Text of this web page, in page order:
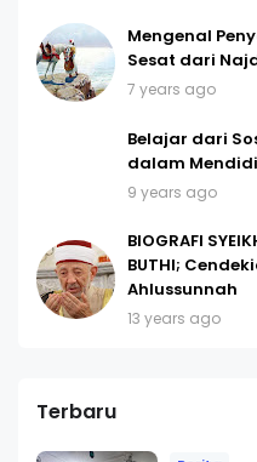
Mengenal
Sesat dari
7 years ago
Belajar dari
dalam
9 years ago
BIOGRAFI
BUTHI;
Ahlussunnah
13 years ago
Terbaru